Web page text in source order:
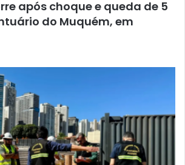
após choque e queda de 5
do Muquém, em